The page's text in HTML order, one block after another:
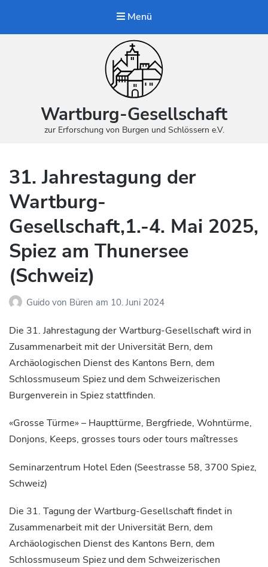
Menü
Wartburg-Gesellschaft
zur Erforschung von Burgen und Schlössern e.V.
31. Jahrestagung der
Wartburg-
Gesellschaft,1.-4. Mai 2025,
Spiez am Thunersee
(Schweiz)
Guido von Büren am 10. Juni 2024
Die 31. Jahrestagung der Wartburg-Gesellschaft wird in
Zusammenarbeit mit der Universität Bern, dem
Archäologischen Dienst des Kantons Bern, dem
Schlossmuseum Spiez und dem Schweizerischen
Burgenverein in Spiez stattfinden.
«Grosse Türme» – Haupttürme, Bergfriede, Wohntürme,
Donjons, Keeps, grosses tours oder tours maîtresses
Seminarzentrum Hotel Eden (Seestrasse 58, 3700 Spiez,
Schweiz)
Die 31. Tagung der Wartburg-Gesellschaft findet in
Zusammenarbeit mit der Universität Bern, dem
Archäologischen Dienst des Kantons Bern, dem
Schlossmuseum Spiez und dem Schweizerischen